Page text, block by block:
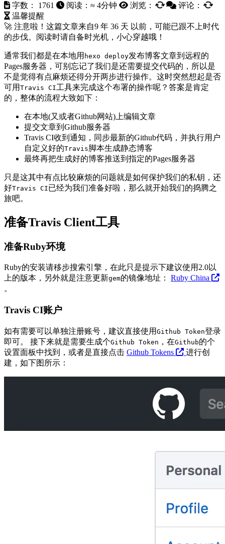
字数：
1761 阅读：≈ 4分钟 浏览：
评论：
温馨提醒
🚀 注意啦！这篇文章来自9 年 36 天 以前，可能已跟不上时代
的步伐。阅读时请自备时光机，小心穿越哦！
通常我们都是在本地用 hexo deploy发布博客文章到远程的
Pages服务器，可别忘记了我们是还需要提交代码的，所以是
不是觉得有点麻烦还得分开两步进行操作。这时突然想起是否
可用 Travis CI工具来完成这个布署的操作呢？答案是肯定
的，整体的流程大致如下：
在本地(又或者Github网站)上编辑文章
提交文章到Github服务器
Travis CI收到通知，同步最新的Github代码，并执行用户
自定义好的Travis脚本生成静态博客
最终再把生成好的博客推送到指定的Pages服务器
只是这其中有点比较麻烦的问题就是如何保护我们的私钥，还
好Travis CI已经为我们准备好啦，那么就开始我们的捣腾之
旅吧。
准备Travis Client工具
准备Ruby环境
Ruby的安装请移步搜索引擎，在此只是提示下建议使用2.0以
上的版本，另外就是注意更新gem的镜像地址： Ruby China
。
Travis CI账户
如有需要可以单独注册账号，建议直接使用 Github Token登录
即可。 接下来就是需要生成个Github Token ，在Github的个
设置面板中找到，或者是直接点击 Github Tokens
进行创
建，如下图所示：